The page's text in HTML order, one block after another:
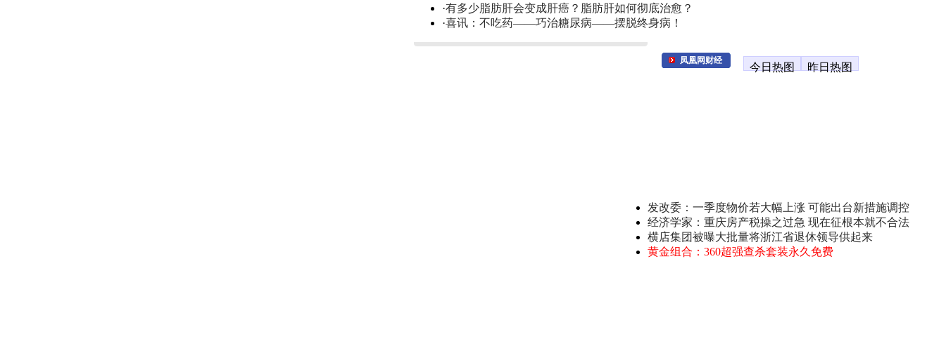
·有多少脂肪肝会变成肝癌？脂肪肝如何彻底治愈？
·喜讯：不吃药——巧治糖尿病——摆脱终身病！
凤凰网财经
今日热图 昨日热图
发改委：一季度物价若大幅上涨 可能出台新措施调控
经济学家：重庆房产税操之过急 现在征根本就不合法
横店集团被曝大批量将浙江省退休领导供起来
黄金组合：360超强查杀套装永久免费